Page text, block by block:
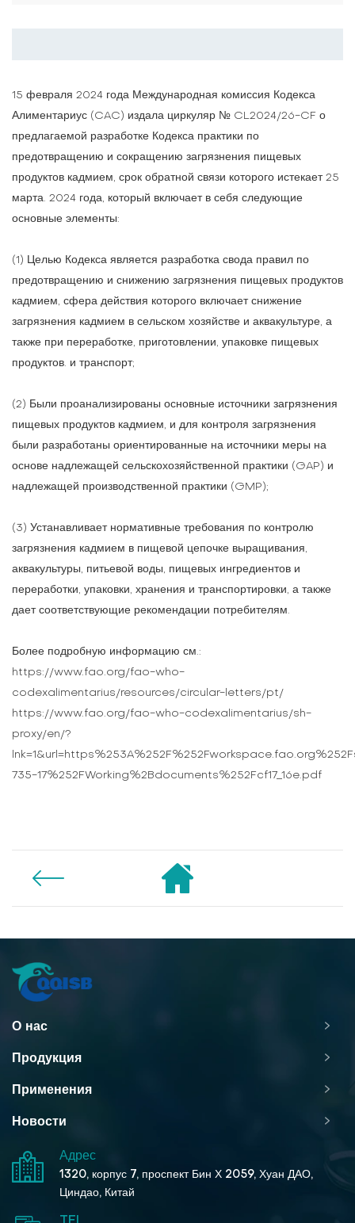
15 февраля 2024 года Международная комиссия Кодекса
Алиментариус (CAC) издала циркуляр № CL2024/26-CF о
предлагаемой разработке Кодекса практики по
предотвращению и сокращению загрязнения пищевых
продуктов кадмием, срок обратной связи которого истекает 25
марта. 2024 года, который включает в себя следующие
основные элементы:
(1) Целью Кодекса является разработка свода правил по
предотвращению и снижению загрязнения пищевых продуктов
кадмием, сфера действия которого включает снижение
загрязнения кадмием в сельском хозяйстве и аквакультуре, а
также при переработке, приготовлении, упаковке пищевых
продуктов. и транспорт;
(2) Были проанализированы основные источники загрязнения
пищевых продуктов кадмием, и для контроля загрязнения
были разработаны ориентированные на источники меры на
основе надлежащей сельскохозяйственной практики (GAP) и
надлежащей производственной практики (GMP);
(3) Устанавливает нормативные требования по контролю
загрязнения кадмием в пищевой цепочке выращивания,
аквакультуры, питьевой воды, пищевых ингредиентов и
переработки, упаковки, хранения и транспортировки, а также
дает соответствующие рекомендации потребителям.
Более подробную информацию см.:
https://www.fao.org/fao-who-
codexalimentarius/resources/circular-letters/pt/
https://www.fao.org/fao-who-codexalimentarius/sh-
proxy/en/?
735-17%252FWorking%2Bdocuments%252Fcf17_16e.pdf
О нас
Продукция
Применения
Новости
Адрес
1320, корпус 7, проспект Бин Х 2059, Хуан ДАО,
Циндао, Китай